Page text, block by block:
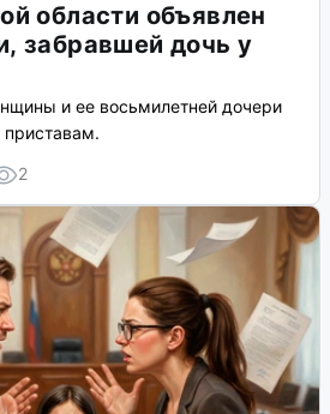
области объявлен
забравшей дочь у
и ее восьмилетней дочери
2